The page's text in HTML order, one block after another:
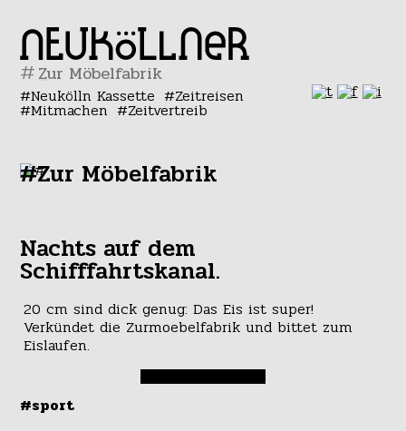
#
Neukölln Kassette Zeitreisen
Mitmachen Zeitvertreib
#Zur Möbelfabrik
Nachts auf dem
Schifffahrtskanal.
20 cm sind dick genug: Das Eis ist super!
Verkündet die Zurmoebelfabrik und bittet zum
Eislaufen.
#sport